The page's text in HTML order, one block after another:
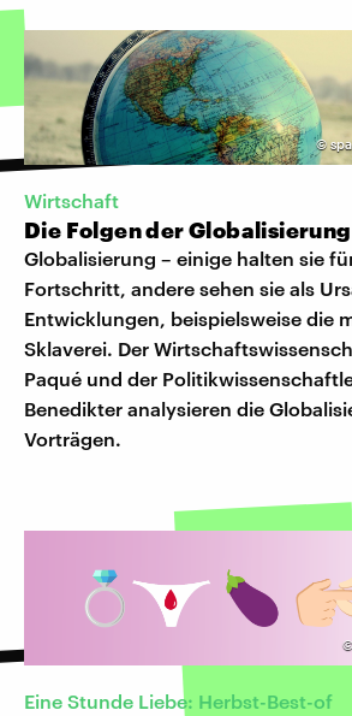
©
Wirtschaft
Die Folgen der Globalisierung
Globalisierung – einige halten sie
Fortschritt, andere sehen sie als
Entwicklungen, beispielsweise die
Sklaverei. Der
Paqué und der
Benedikter analysieren die
Vorträgen.
©
Eine Stunde Liebe: Herbst-Best-of